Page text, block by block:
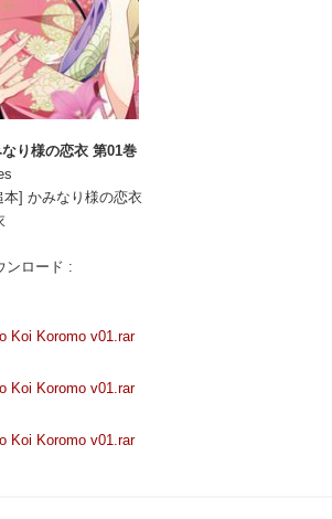
り様の恋衣 第01巻
] かみなり様の恋衣
ンロード :
Koi Koromo v01.rar
Koi Koromo v01.rar
Koi Koromo v01.rar